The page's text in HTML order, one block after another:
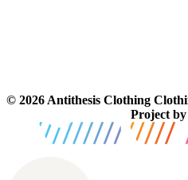
© 2026 Antithesis Clothing
Project by